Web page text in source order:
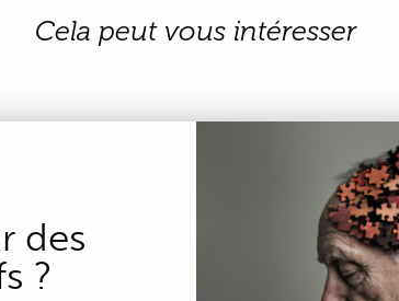
Cela peut vous intéresser
des
?